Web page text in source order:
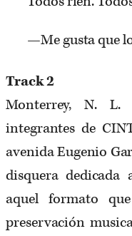
—Me gusta que
Track 2
Monterrey, N.
integrantes de
avenida Eugenio
disquera dedicada
aquel formato
preservación